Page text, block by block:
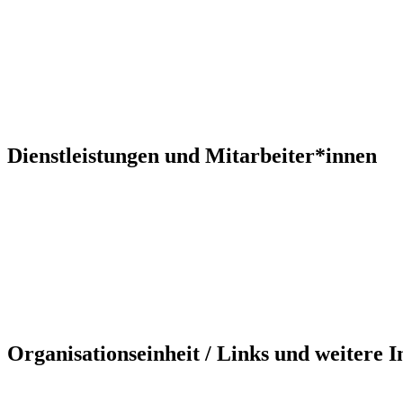
Dienstleistungen und Mitarbeiter*innen
Organisationseinheit / Links und weitere